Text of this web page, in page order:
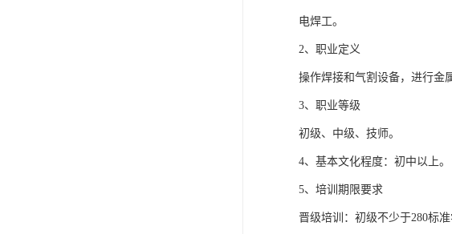
电焊工。
2、职业定义
操作焊接和气割设备，进行金
3、职业等级
初级、中级、技师。
4、基本文化程度：初中以上。
5、培训期限要求
晋级培训：初级不少于280标